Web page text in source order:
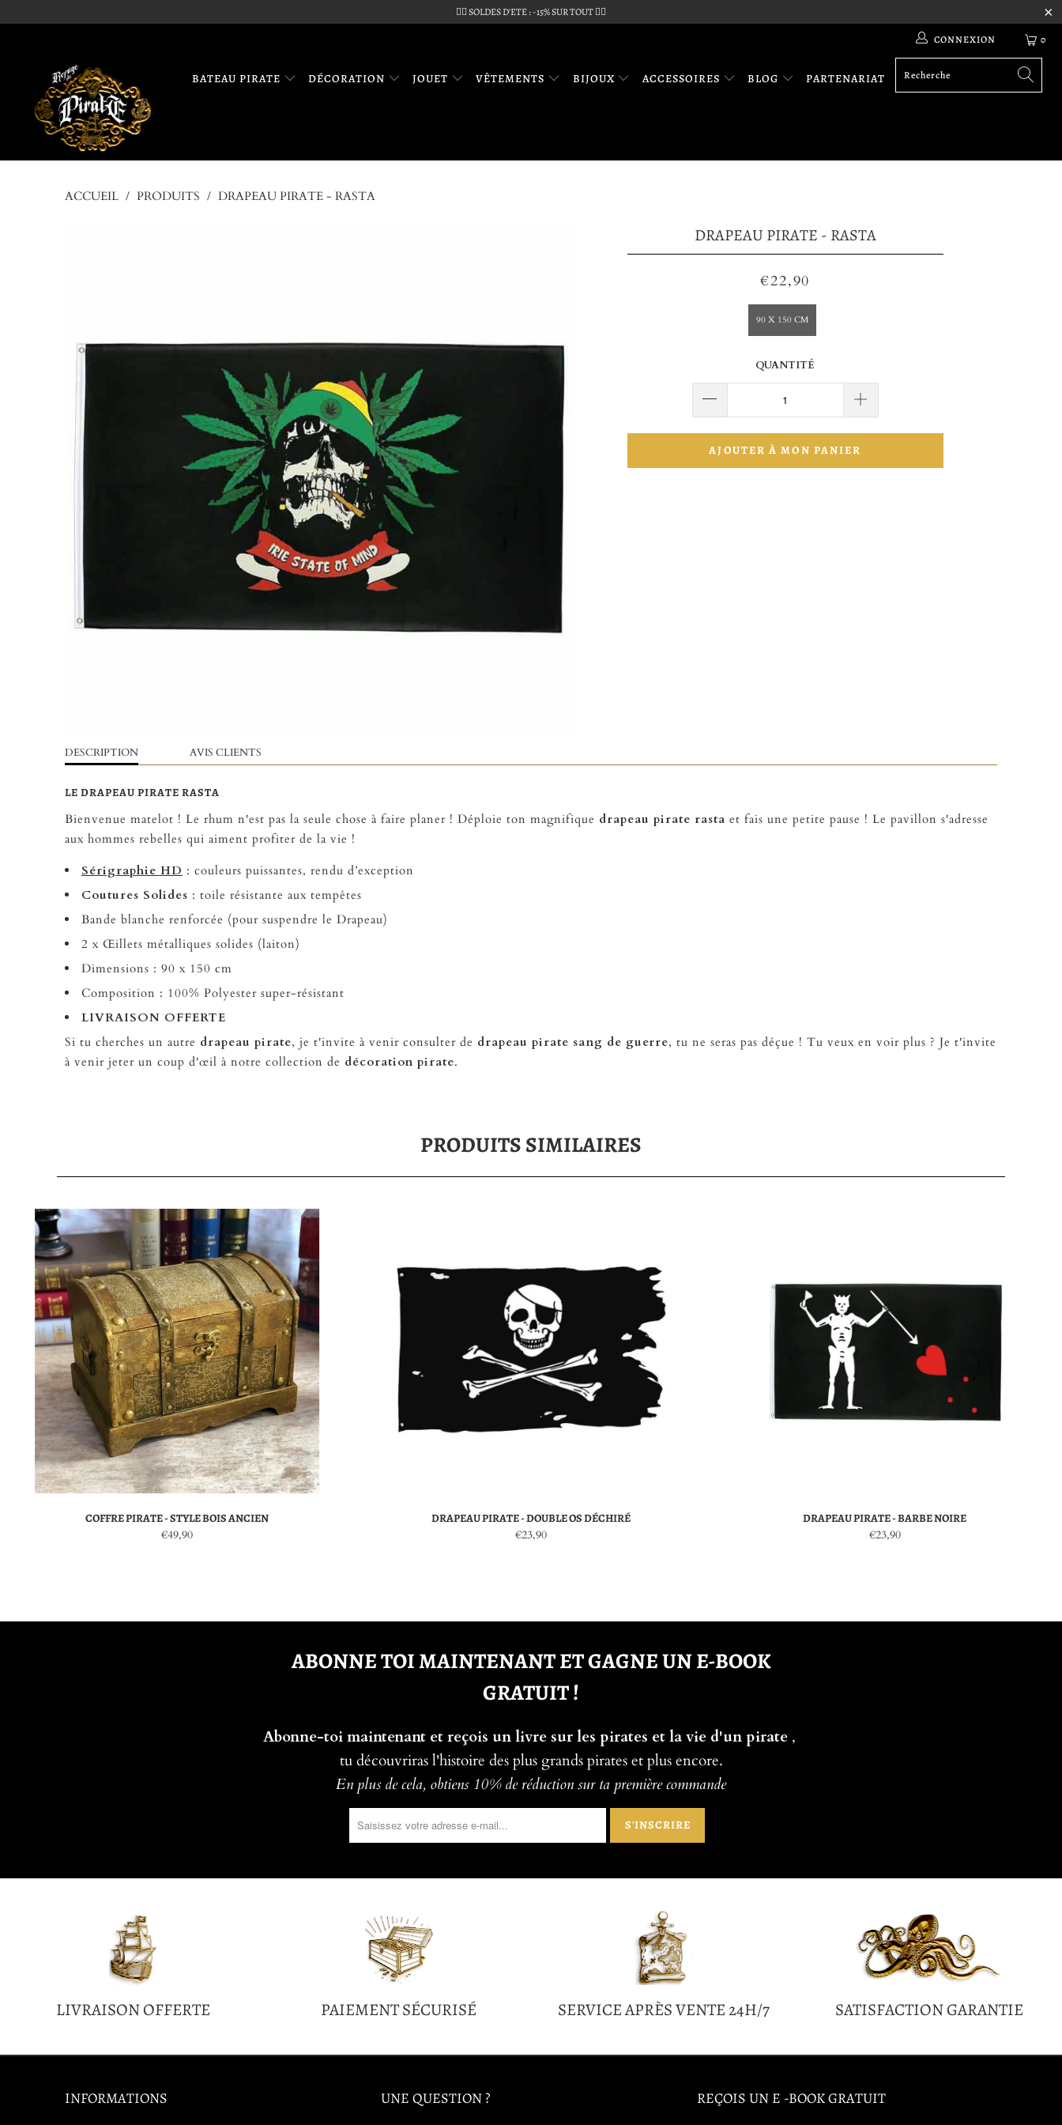
🏴‍☠️ SOLDES D'ETE : -15% SUR TOUT 🏴‍☠️
0
CONNEXION
BATEAU PIRATE DÉCORATION JOUET VÊTEMENTS BIJOUX ACCESSOIRES BLOG PARTENARIAT
ACCUEIL / PRODUITS / DRAPEAU PIRATE - RASTA
DRAPEAU PIRATE - RASTA
€22,90
90 X 150 CM
QUANTITÉ
AJOUTER À MON PANIER
DESCRIPTION AVIS CLIENTS
LE DRAPEAU PIRATE RASTA
Bienvenue matelot ! Le rhum n'est pas la seule chose à faire planer ! Déploie ton magnifique drapeau pirate rasta et fais une petite pause ! Le pavillon s'adresse
aux hommes rebelles qui aiment profiter de la vie !
Sérigraphie HD : couleurs puissantes, rendu d’exception
Coutures Solides : toile résistante aux tempêtes
Bande blanche renforcée (pour suspendre le Drapeau)
2 x Œillets métalliques solides (laiton)
Dimensions : 90 x 150 cm
Composition : 100% Polyester super-résistant
LIVRAISON OFFERTE
Si tu cherches un autre drapeau pirate, je t'invite à venir consulter de drapeau pirate sang de guerre, tu ne seras pas déçue ! Tu veux en voir plus ? Je t'invite
à venir jeter un coup d'œil à notre collection de décoration pirate.
PRODUITS SIMILAIRES
COFFRE PIRATE - STYLE BOIS ANCIEN
€49,90
DRAPEAU PIRATE - DOUBLE OS DÉCHIRÉ
€23,90
DRAPEAU PIRATE - BARBE NOIRE
€23,90
ABONNE TOI MAINTENANT ET GAGNE UN E-BOOK
GRATUIT !
Abonne-toi maintenant et reçois un livre sur les pirates et la vie d'un pirate,
tu découvriras l'histoire des plus grands pirates et plus encore.
En plus de cela, obtiens 10% de réduction sur ta première commande
LIVRAISON OFFERTE PAIEMENT SÉCURISÉ SERVICE APRÈS VENTE 24H/7 SATISFACTION GARANTIE
INFORMATIONS UNE QUESTION ? REÇOIS UN E -BOOK GRATUIT